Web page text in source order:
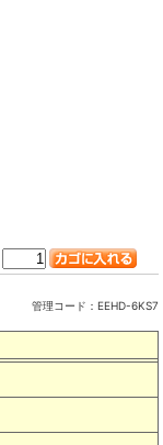
管理コード： EEHD-6KS7